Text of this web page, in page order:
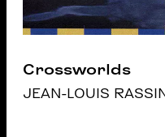
Crossworlds
JEAN-LOUIS